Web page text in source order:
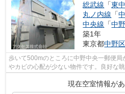
総武線 「東
丸ノ内線 「
中央線 「中野
築1年
東京都中野
歩いて500mのところに中野中央一郵便
やカビの心配が少ない物件です。良好な
の高い、2024年築の物件で、オシャレな...
現在空室情報があ